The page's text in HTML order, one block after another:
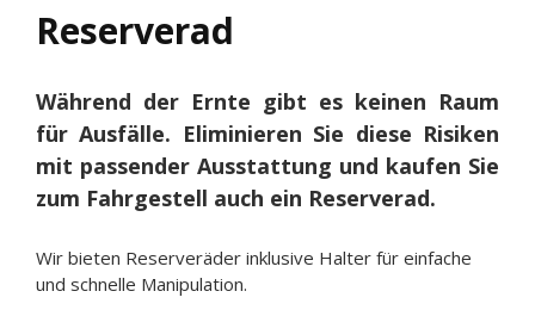
Reserverad
Während der Ernte gibt es keinen Raum
für Ausfälle. Eliminieren Sie diese Risiken
mit passender Ausstattung und kaufen Sie
zum Fahrgestell auch ein Reserverad.
Wir bieten Reserveräder inklusive Halter für einfache
und schnelle Manipulation.